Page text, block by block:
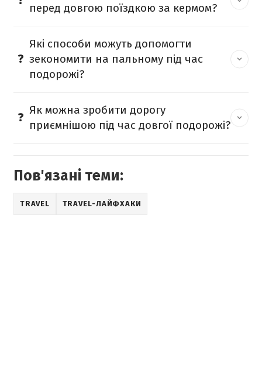
перед довгою поїздкою за кермом?
Які способи можуть допомогти
зекономити на пальному під час
подорожі?
Як можна зробити дорогу
приємнішою під час довгої подорожі?
Пов'язані теми:
TRAVEL TRAVEL-ЛАЙФХАКИ